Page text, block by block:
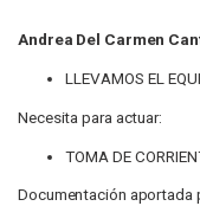
Andrea Del Carmen
LLEVAMOS EL
Necesita para actuar:
TOMA DE
Documentación aportada